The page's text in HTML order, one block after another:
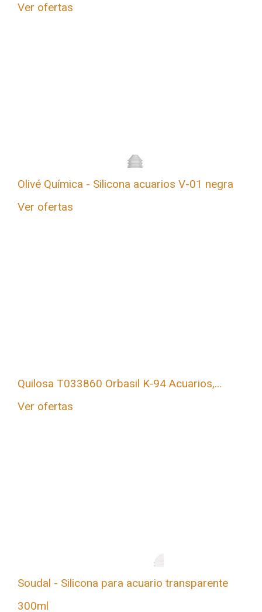
Ver ofertas
Olivé Química - Silicona acuarios V-01 negra
Ver ofertas
Quilosa T033860 Orbasil K-94 Acuarios,...
Ver ofertas
Soudal - Silicona para acuario transparente
300ml